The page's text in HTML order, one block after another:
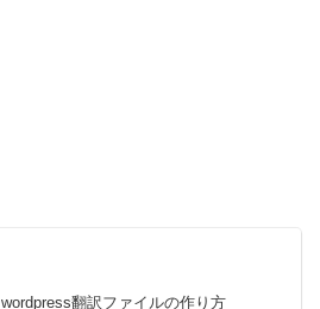
wordpress翻訳ファイルの作り方